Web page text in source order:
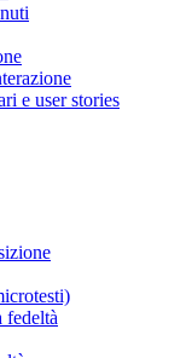
e user stories
fedeltà